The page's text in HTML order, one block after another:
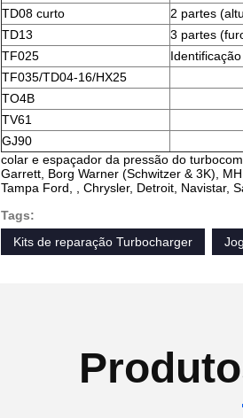
TD08 curto
2 partes
TD13
3 partes
TF025
TF035/TD04-16/HX25
TO4B
TV61
GJ90
colar e espaçador da pressão do
Garrett, Borg Warner (Schwitzer & 3K),
Tampa Ford, , Chrysler, Detroit, Navistar,
Tags:
Kits de reparação Turbocharger